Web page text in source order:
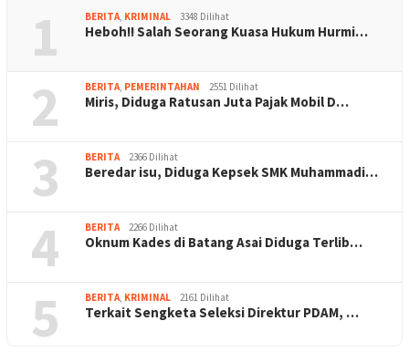
1 BERITA, KRIMINAL 3348 Dilihat
Heboh!! Salah Seorang Kuasa Hukum Hurmi…
2 BERITA, PEMERINTAHAN 2551 Dilihat
Miris, Diduga Ratusan Juta Pajak Mobil D…
3 BERITA 2366 Dilihat
Beredar isu, Diduga Kepsek SMK Muhammadi…
4 BERITA 2266 Dilihat
Oknum Kades di Batang Asai Diduga Terlib…
5 BERITA, KRIMINAL 2161 Dilihat
Terkait Sengketa Seleksi Direktur PDAM, …